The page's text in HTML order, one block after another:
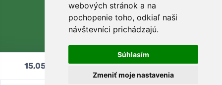
webových stránok a na
pochopenie toho, odkiaľ naši
návštevníci prichádzajú.
Súhlasím
Zmeniť moje nastavenia
15,05 Pridať do košíka